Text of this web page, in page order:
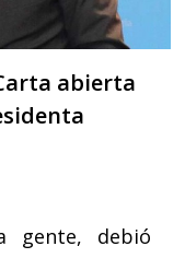
abierta
gente, debió